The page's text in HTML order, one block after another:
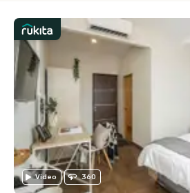
Video 360